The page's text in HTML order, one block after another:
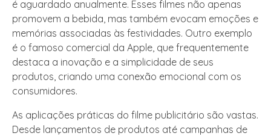
é aguardado anualmente. Esses filmes não apenas
promovem a bebida, mas também evocam emoções e
memórias associadas às festividades. Outro exemplo
é o famoso comercial da Apple, que frequentemente
destaca a inovação e a simplicidade de seus
produtos, criando uma conexão emocional com os
consumidores.
As aplicações práticas do filme publicitário são vastas.
Desde lançamentos de produtos até campanhas de